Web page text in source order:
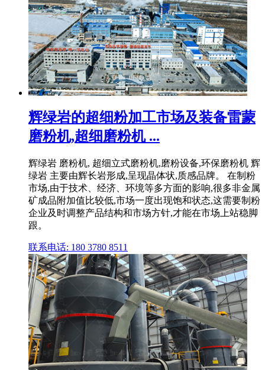
辉绿岩的超细粉加工市场及装备雷蒙
磨粉机,超细磨粉机 ...
辉绿岩 磨粉机, 超细立式磨粉机,磨粉设备,环保磨粉机 辉
绿岩 主要由辉长岩形成,呈现晶体状,质感品牌。 在制粉
市场,由于技术、经济、环境等多方面的影响,很多非金属
矿成品附加值比较低,市场一度出现饱和状态,这需要制粉
企业及时调整产品结构和市场方针,才能在市场上站稳脚
跟。
联系电话: 180 3780 8511